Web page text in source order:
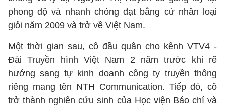
phong độ và nhanh chóng đạt bằng cử nhân loại
giỏi năm 2009 và trở về Việt Nam.
Một thời gian sau, cô đầu quân cho kênh VTV4 -
Đài Truyền hình Việt Nam 2 năm trước khi rẽ
hướng sang tự kinh doanh công ty truyền thông
riêng mang tên NTH Communication. Tiếp đó, cô
trở thành nghiên cứu sinh của Học viện Báo chí và